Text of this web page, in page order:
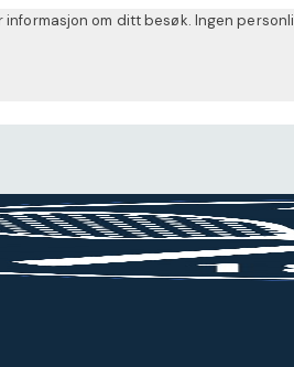
om ditt besøk. Ingen